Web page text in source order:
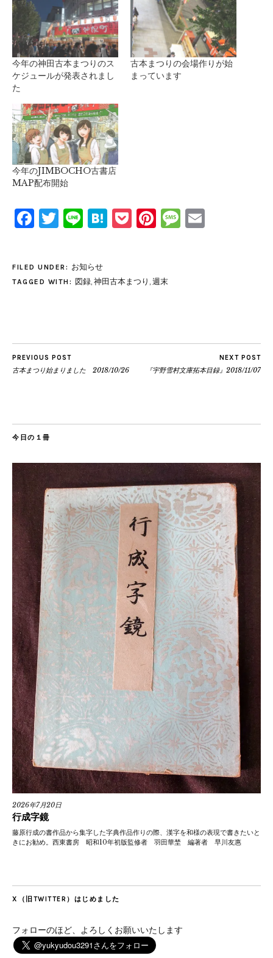
今年の神田古本まつりのス
ケジュールが発表されまし
た
古本まつりの会場作りが始
まっています
今年のJIMBOCHO古書店
MAP配布開始
Facebook
Twitter
LineHatena
Pocket
Pinterest
Message
FILED UNDER: お知らせ
TAGGED WITH: 図録, 神田古本まつり 週末
PREVIOUS POST
古本まつり始まりました 2018/10/26
NEXT POST
『宇野雪村文庫拓本目録』2018/11/07
今日の１冊
2026年7月20日
行成字鏡
藤原行成の書作品から集字した字典作品作りの際、漢字を和様の表現で書きたいと
きにお勧め。西東書房 昭和10年初版監修者 羽田華埜 編著者 早川友惠
X（旧TWITTER）はじめました
フォローのほど、よろしくお願いいたします